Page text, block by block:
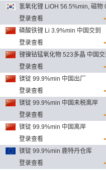
氢氧化锂 LiOH 56.5%min, 磁物
登录查看
磷酸铁锂 Li 3.9%min 中国交到
登录查看
锂镍钴锰氧化物 523多晶 中国交
登录查看
镁锭 99.9%min 中国出厂
登录查看
镁锭 99.9%min 中国未税离岸
登录查看
镁锭 99.9%min 中国离岸
登录查看
镁锭 99.9%min 鹿特丹仓库
登录查看